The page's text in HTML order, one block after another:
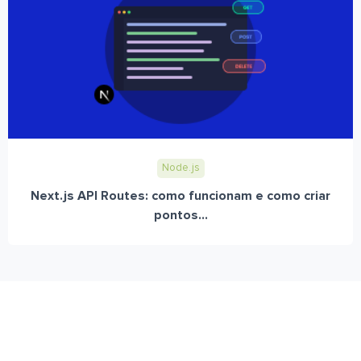
Node.js
Next.js API Routes: como funcionam e como criar
pontos...